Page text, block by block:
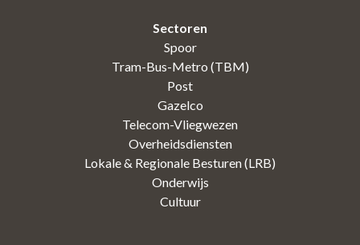
Sectoren
Spoor
Tram-Bus-Metro (TBM)
Post
Gazelco
Telecom-Vliegwezen
Overheidsdiensten
Lokale & Regionale Besturen (LRB)
Onderwijs
Cultuur